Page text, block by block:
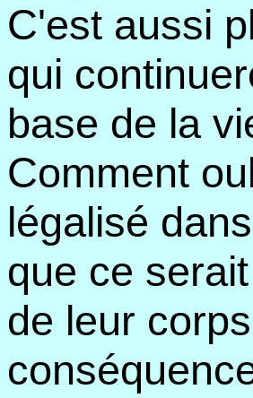
C'est aussi
qui
base de la
Comment
légalisé
que ce
de leur